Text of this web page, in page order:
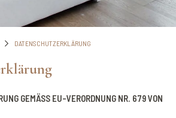
DATENSCHUTZERKLÄRUNG
GEMÄSS EU-VERORDNUNG NR. 679 VON